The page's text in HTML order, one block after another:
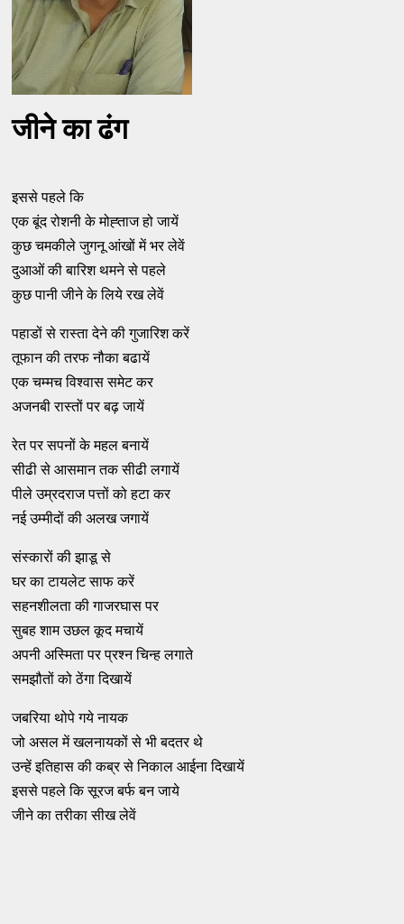
जीने का ढंग
इससे पहले कि
एक बूंद रोशनी के मोह्ताज हो जायें
कुछ चमकीले जुगनू आंखों में भर लेवें
दुआओं की बारिश थमने से पहले
कुछ पानी जीने के लिये रख लेवें
पहाडों से रास्ता देने की गुजारिश करें
तूफान की तरफ नौका बढायें
एक चम्मच विश्वास समेट कर
अजनबी रास्तों पर बढ़ जायें
रेत पर सपनों के महल बनायें
सीढी से आसमान तक सीढी लगायें
पीले उम्रदराज पत्तों को हटा कर
नई उम्मीदों की अलख जगायें
संस्कारों की झाडू से
घर का टायलेट साफ करें
सहनशीलता की गाजरघास पर
सुबह शाम उछल कूद मचायें
अपनी अस्मिता पर प्रश्न चिन्ह लगाते
समझौतों को ठेंगा दिखायें
जबरिया थोपे गये नायक
जो असल में खलनायकों से भी बदतर थे
उन्हें इतिहास की कब्र से निकाल आईना दिखायें
इससे पहले कि सूरज बर्फ बन जाये
जीने का तरीका सीख लेवें